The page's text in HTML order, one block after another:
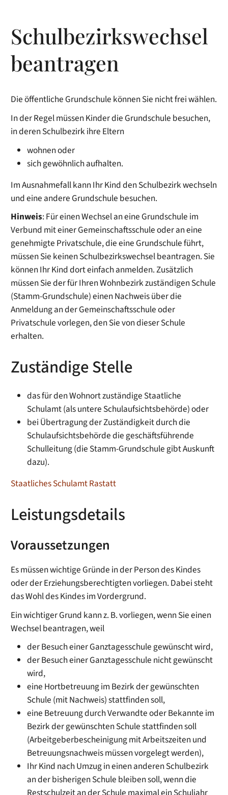
Schulbezirkswechsel
beantragen
Die öffentliche Grundschule können Sie nicht frei wählen.
In der Regel müssen Kinder die Grundschule besuchen,
in deren Schulbezirk ihre Eltern
wohnen oder
sich gewöhnlich aufhalten.
Im Ausnahmefall kann Ihr Kind den Schulbezirk wechseln
und eine andere Grundschule besuchen.
Hinweis: Für einen Wechsel an eine Grundschule im
Verbund mit einer Gemeinschaftsschule oder an eine
genehmigte Privatschule, die eine Grundschule führt,
müssen Sie keinen Schulbezirkswechsel beantragen. Sie
können Ihr Kind dort einfach anmelden. Zusätzlich
müssen Sie der für Ihren Wohnbezirk zuständigen Schule
(Stamm-Grundschule) einen Nachweis über die
Anmeldung an der Gemeinschaftsschule oder
Privatschule vorlegen, den Sie von dieser Schule
erhalten.
Zuständige Stelle
das für den Wohnort zuständige Staatliche
Schulamt (als untere Schulaufsichtsbehörde) oder
bei Übertragung der Zuständigkeit durch die
Schulaufsichtsbehörde die geschäftsführende
Schulleitung (die Stamm-Grundschule gibt Auskunft
dazu).
Staatliches Schulamt Rastatt
Leistungsdetails
Voraussetzungen
Es müssen wichtige Gründe in der Person des Kindes
oder der Erziehungsberechtigten vorliegen. Dabei steht
das Wohl des Kindes im Vordergrund.
Ein wichtiger Grund kann z. B. vorliegen, wenn Sie einen
Wechsel beantragen, weil
der Besuch einer Ganztagesschule gewünscht wird,
der Besuch einer Ganztagesschule nicht gewünscht
wird,
eine Hortbetreuung im Bezirk der gewünschten
Schule (mit Nachweis) stattfinden soll,
eine Betreuung durch Verwandte oder Bekannte im
Bezirk der gewünschten Schule stattfinden soll
(Arbeitgeberbescheinigung mit Arbeitszeiten und
Betreuungsnachweis müssen vorgelegt werden),
Ihr Kind nach Umzug in einen anderen Schulbezirk
an der bisherigen Schule bleiben soll, wenn die